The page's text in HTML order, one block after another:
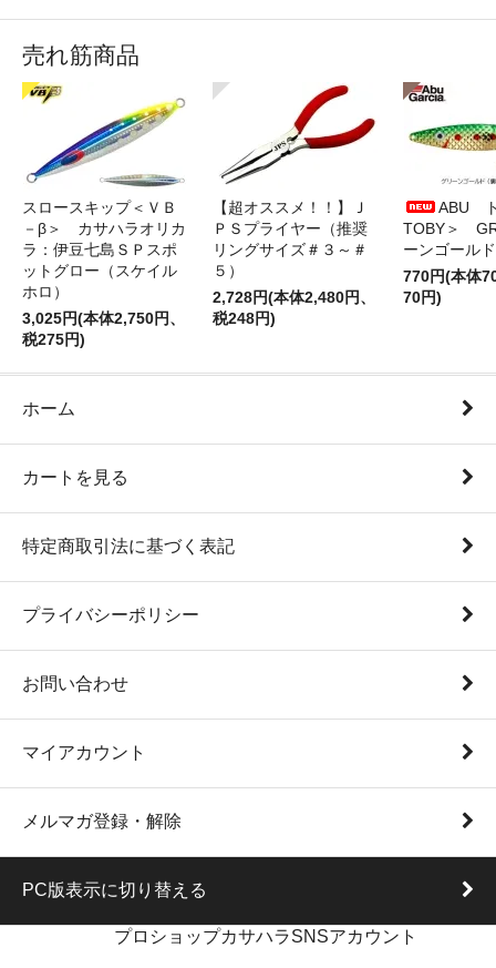
売れ筋商品
スロースキップ＜ＶＢ
－β＞ カサハラオリカ
ラ：伊豆七島ＳＰスポ
ットグロー（スケイル
ホロ）
3,025円(本体2,750円、
税275円)
【超オススメ！！】Ｊ
ＰＳプライヤー（推奨
リングサイズ＃３～＃
５）
2,728円(本体2,480円、
税248円)
ABU
TOBY＞
ーンゴールド
770円(本体
70円)
ホーム
カートを見る
特定商取引法に基づく表記
プライバシーポリシー
お問い合わせ
マイアカウント
メルマガ登録・解除
PC版表示に切り替える
プロショップカサハラSNSアカウント